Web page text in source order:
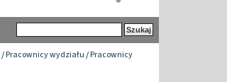
/Pracownicy wydziału/Pracownicy